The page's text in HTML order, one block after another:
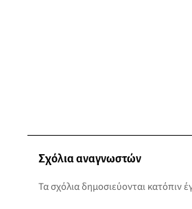
Σχόλια αναγνωστών
Τα σχόλια δημοσιεύονται κατόπιν